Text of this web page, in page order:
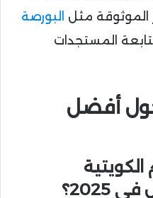
الموثوقة مثل البورصة
المستجدات
حول أفضل